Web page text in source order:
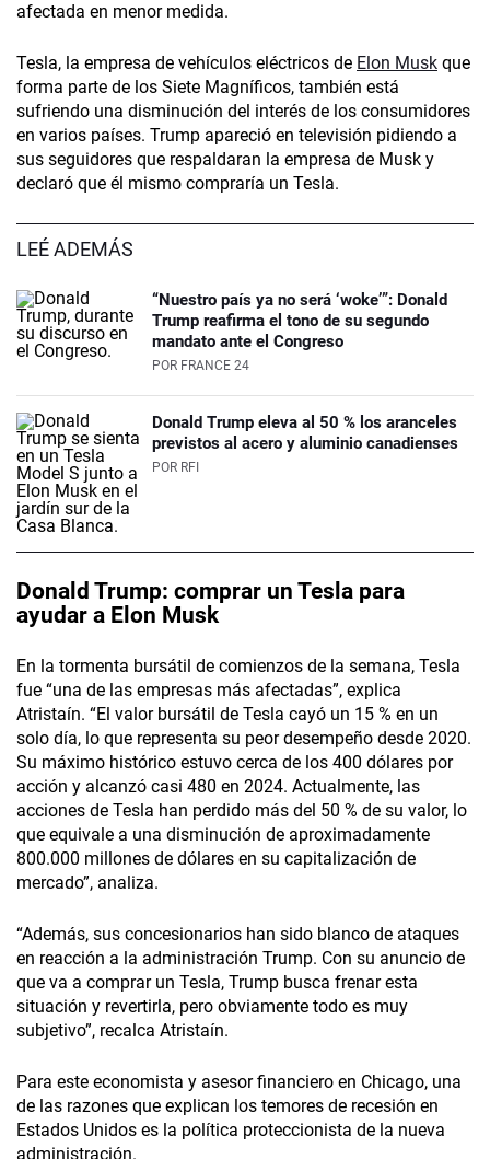
afectada en menor medida.
Tesla, la empresa de vehículos eléctricos de Elon Musk que
forma parte de los Siete Magníficos, también está
sufriendo una disminución del interés de los consumidores
en varios países. Trump apareció en televisión pidiendo a
sus seguidores que respaldaran la empresa de Musk y
declaró que él mismo compraría un Tesla.
LEÉ ADEMÁS
“Nuestro país ya no será ‘woke’”: Donald
Trump reafirma el tono de su segundo
mandato ante el Congreso
POR FRANCE 24
Donald Trump eleva al 50 % los aranceles
previstos al acero y aluminio canadienses
POR RFI
Donald Trump: comprar un Tesla para
ayudar a Elon Musk
En la tormenta bursátil de comienzos de la semana, Tesla
fue “una de las empresas más afectadas”, explica
Atristaín. “El valor bursátil de Tesla cayó un 15 % en un
solo día, lo que representa su peor desempeño desde 2020.
Su máximo histórico estuvo cerca de los 400 dólares por
acción y alcanzó casi 480 en 2024. Actualmente, las
acciones de Tesla han perdido más del 50 % de su valor, lo
que equivale a una disminución de aproximadamente
800.000 millones de dólares en su capitalización de
mercado”, analiza.
“Además, sus concesionarios han sido blanco de ataques
en reacción a la administración Trump. Con su anuncio de
que va a comprar un Tesla, Trump busca frenar esta
situación y revertirla, pero obviamente todo es muy
subjetivo”, recalca Atristaín.
Para este economista y asesor financiero en Chicago, una
de las razones que explican los temores de recesión en
Estados Unidos es la política proteccionista de la nueva
administración.